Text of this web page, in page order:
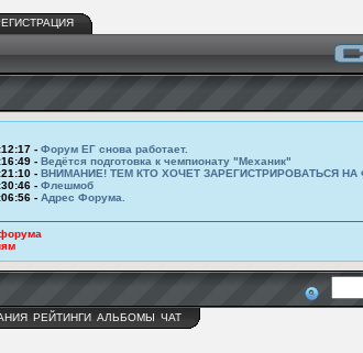
- Форум ЕГ снова работает.
- Ведётся подготовка к чемпионату "Механик"
- ВНИМАНИЕ! ТЕМ КТО ХОЧЕТ ЗАРЕГИСТРИРОВАТЬСЯ НА
- Флешмоб
- Адрес Форума.
РЕЙТИНГИ АЛЬБОМЫ ЧАТ